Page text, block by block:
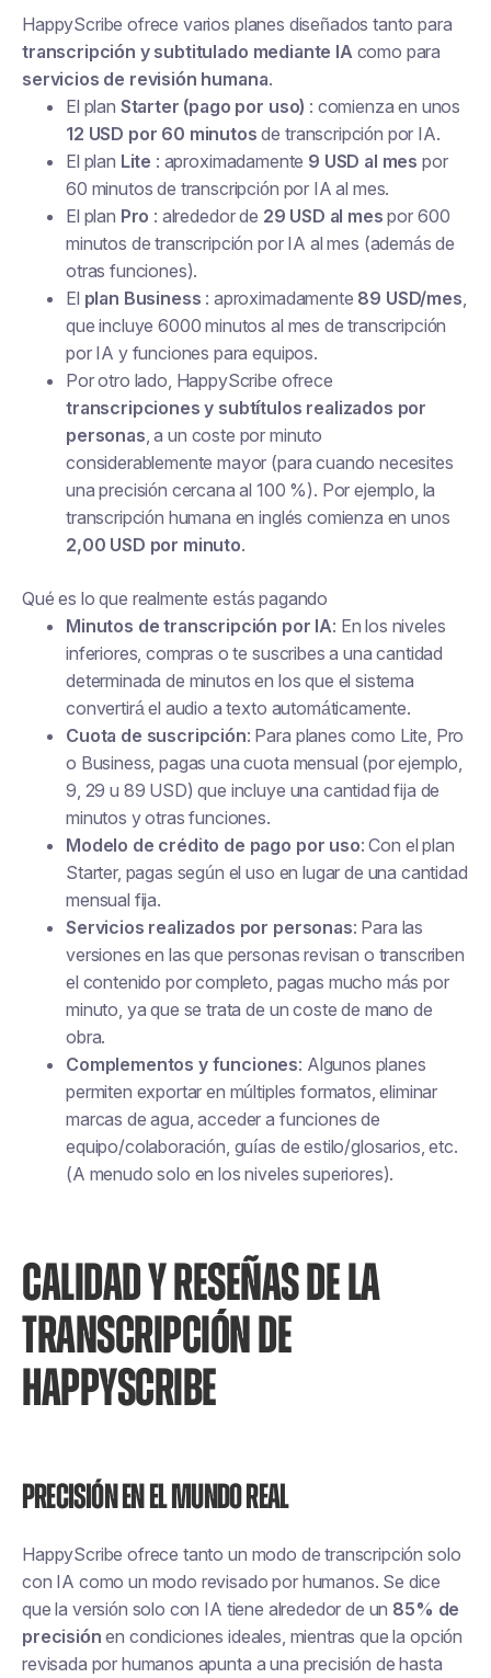
HappyScribe ofrece varios planes diseñados tanto para
transcripción y subtitulado mediante IAcomo para
servicios de revisión humana.
El plan Starter (pago por uso) : comienza en unos
12 USD por 60 minutos de transcripción por IA.
El plan Lite : aproximadamente 9 USD al mes por
60 minutos de transcripción por IA al mes.
El plan Pro : alrededor de 29 USD al mes por 600
minutos de transcripción por IA al mes (además de
otras funciones).
El plan Business : aproximadamente 89 USD/mes,
que incluye 6000 minutos al mes de transcripción
por IA y funciones para equipos.
Por otro lado, HappyScribe ofrece
transcripciones y subtítulos realizados por
personas, a un coste por minuto
considerablemente mayor (para cuando necesites
una precisión cercana al 100 %). Por ejemplo, la
transcripción humana en inglés comienza en unos
2,00 USD por minuto.
Qué es lo que realmente estás pagando
Minutos de transcripción por IA: En los niveles
inferiores, compras o te suscribes a una cantidad
determinada de minutos en los que el sistema
convertirá el audio a texto automáticamente.
Cuota de suscripción: Para planes como Lite, Pro
o Business, pagas una cuota mensual (por ejemplo,
9, 29 u 89 USD) que incluye una cantidad fija de
minutos y otras funciones.
Modelo de crédito de pago por uso: Con el plan
Starter, pagas según el uso en lugar de una cantidad
mensual fija.
Servicios realizados por personas: Para las
versiones en las que personas revisan o transcriben
el contenido por completo, pagas mucho más por
minuto, ya que se trata de un coste de mano de
obra.
Complementos y funciones: Algunos planes
permiten exportar en múltiples formatos, eliminar
marcas de agua, acceder a funciones de
equipo/colaboración, guías de estilo/glosarios, etc.
(A menudo solo en los niveles superiores).
CALIDAD Y RESEÑAS DE LA
TRANSCRIPCIÓN DE
HAPPYSCRIBE
Precisión en el mundo real
HappyScribe ofrece tanto un modo de transcripción solo
con IA como un modo revisado por humanos. Se dice
que la versión solo con IA tiene alrededor de un 85% de
precisión en condiciones ideales, mientras que la opción
revisada por humanos apunta a una precisión de hasta